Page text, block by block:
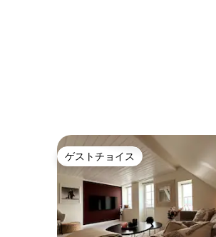
ゲストチョイス
ゲストチョイス